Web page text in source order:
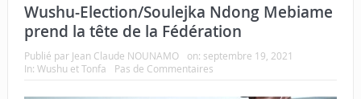
Wushu-Election/Soulejka Ndong Mebiame
prend la tête de la Fédération
Publié par Jean Claude NOUNAMO on: septembre 19, 2021
In: Wushu et Tonfa Pas de Commentaires